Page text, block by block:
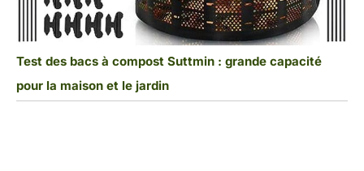
Test des bacs à compost Suttmin : grande capacité
pour la maison et le jardin